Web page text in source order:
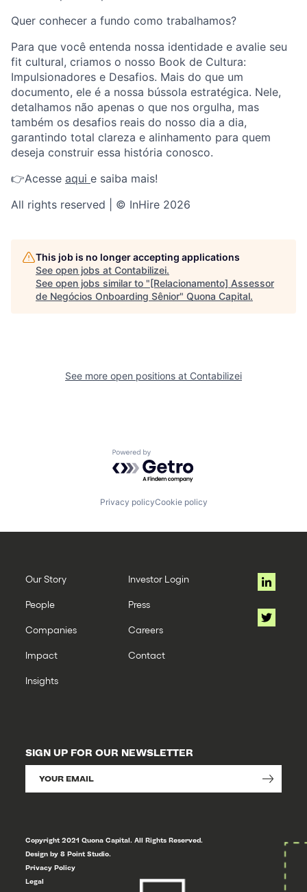
Quer conhecer a fundo como trabalhamos?
Para que você entenda nossa identidade e avalie seu
fit cultural, criamos o nosso Book de Cultura:
Impulsionadores e Desafios. Mais do que um
documento, ele é a nossa bússola estratégica. Nele,
detalhamos não apenas o que nos orgulha, mas
também os desafios reais do nosso dia a dia,
garantindo total clareza e alinhamento para quem
deseja construir essa história conosco.
👉Acesse aqui e saiba mais!
All rights reserved | © InHire 2026
This job is no longer accepting applications
See open jobs at Contabilizei.
See open jobs similar to "[Relacionamento] Assessor
de Negócios Onboarding Sênior" Quona Capital.
See more open positions at Contabilizei
Powered by Getro.com
Privacy policyCookie policy
Our Story
People
Companies
Impact
Insights
Investor Login
Press
Careers
Contact
SIGN UP FOR OUR NEWSLETTER
Copyright 2021 Quona Capital. All Rights Reserved.
Design by 8 Point Studio.
Privacy Policy
Legal